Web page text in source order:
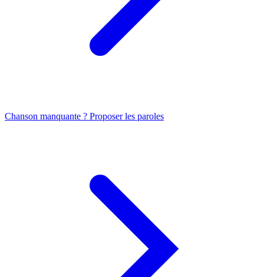
Chanson manquante ? Proposer les paroles